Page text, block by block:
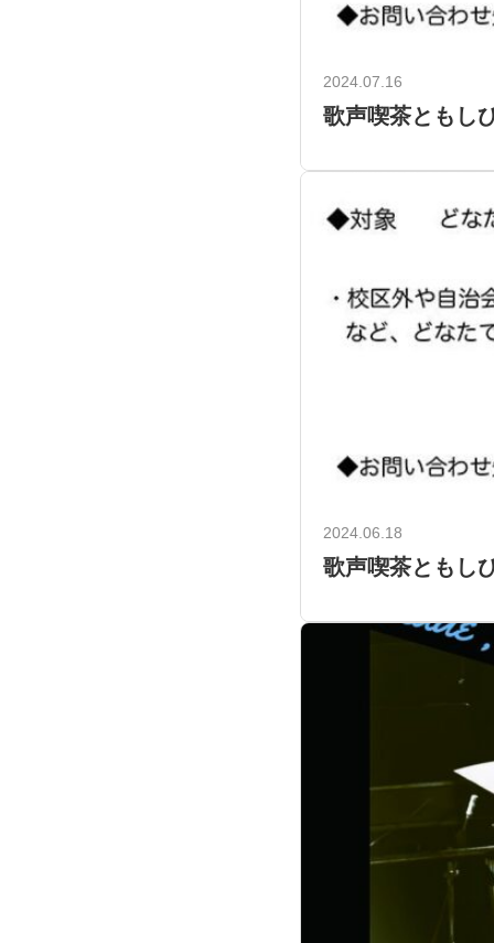
2024.07.16
歌声喫茶ともし
2024.06.18
歌声喫茶ともし